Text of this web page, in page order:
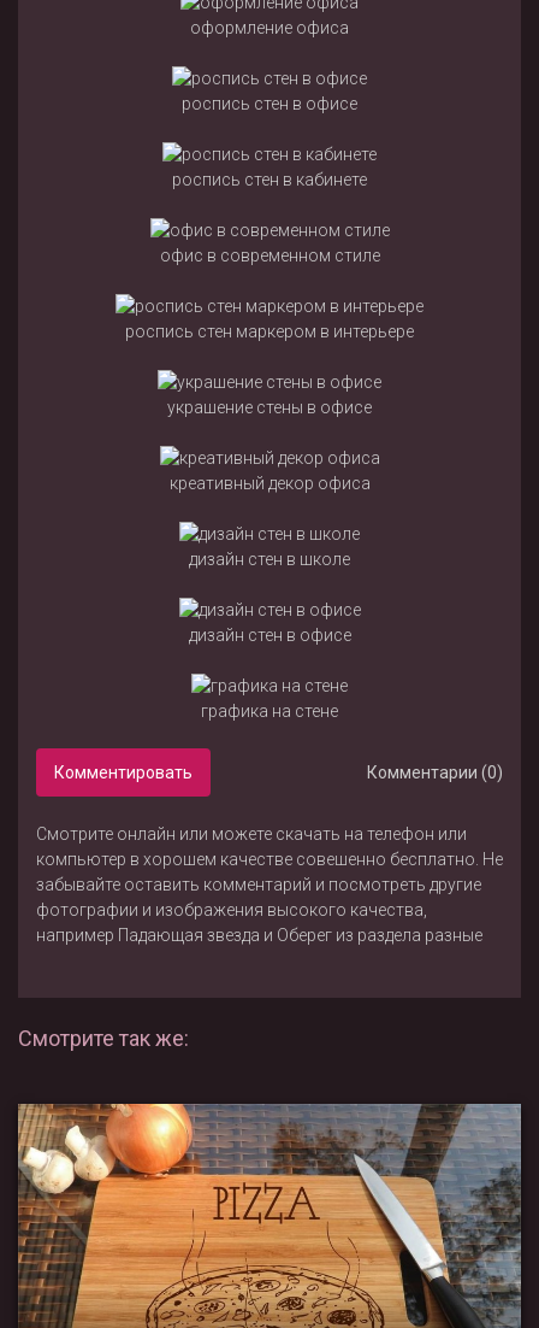
оформление офиса
роспись стен в офисе
роспись стен в кабинете
офис в современном стиле
роспись стен маркером в интерьере
украшение стены в офисе
креативный декор офиса
дизайн стен в школе
дизайн стен в офисе
графика на стене
Комментировать Комментарии (0)
Смотрите онлайн или можете скачать на телефон или
компьютер в хорошем качестве совешенно бесплатно. Не
забывайте оставить комментарий и посмотреть другие
фотографии и изображения высокого качества,
например Падающая звезда и Оберег из раздела разные
Смотрите так же: